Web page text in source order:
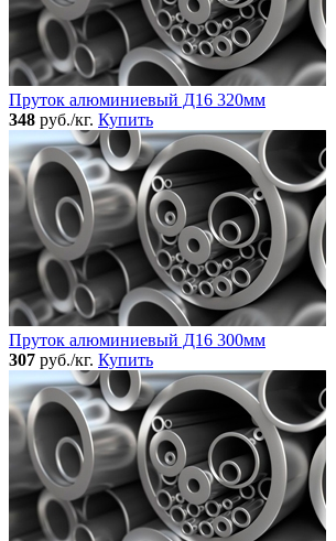
Пруток алюминиевый Д16 320мм
348 руб./кг. Купить
Пруток алюминиевый Д16 300мм
307 руб./кг. Купить